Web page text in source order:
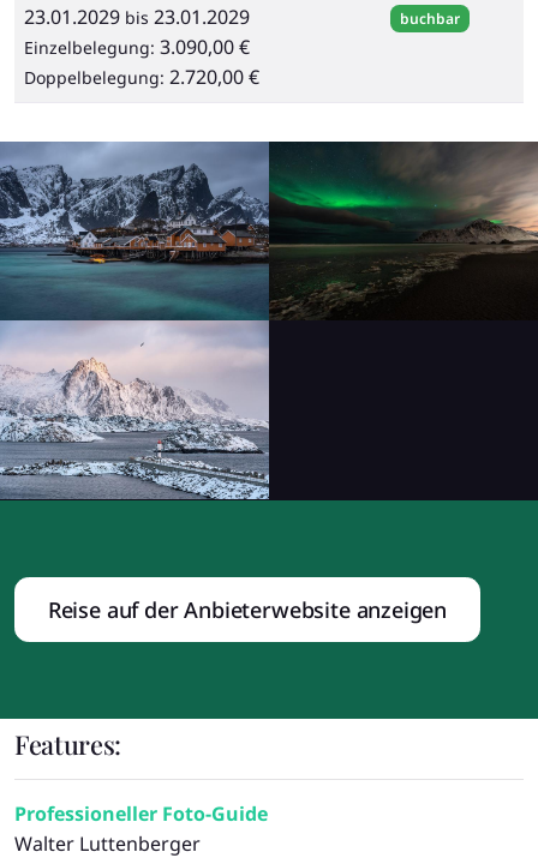
23.01.2029 bis 23.01.2029
Einzelbelegung: 3.090,00 €
Doppelbelegung: 2.720,00 €
buchbar
Reise auf der Anbieterwebsite anzeigen
Features:
Professioneller Foto-Guide
Walter Luttenberger